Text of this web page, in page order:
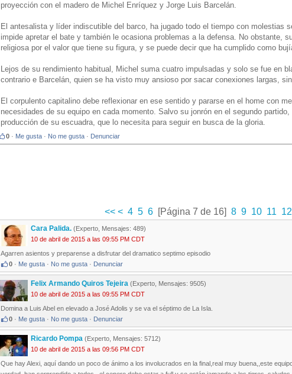
proyección con el madero de Michel Enríquez y Jorge Luis Barcelán.
El antesalista y líder indiscutible del barco, ha jugado todo el tiempo con molestias
impide apretar el bate y también le ocasiona problemas a la defensa. No obstante,
religiosa por el valor que tiene su figura, y se puede decir que ha cumplido como
Lejos de su rendimiento habitual, Michel suma cuatro impulsadas y solo se fue en
contrario e Barcelán, quien se ha visto muy ansioso por sacar conexiones largas,
El corpulento capitalino debe reflexionar en ese sentido y pararse en el home con
necesidades de su equipo en cada momento. Salvo su jonrón en el segundo
producción de su escuadra, que lo necesita para seguir en busca de la gloria.
0 · Me gusta · No me gusta · Denunciar
<< < 4 5 6 [Página 7 de 16] 8 9 10 11 12
Cara Palida. (Experto, Mensajes: 489)
10 de abril de 2015 a las 09:55 PM CDT
Agarren asientos y preparense a disfrutar del dramatico septimo episodio
0 · Me gusta · No me gusta · Denunciar
Felix Armando Quiros Tejeira (Experto, Mensajes: 9505)
10 de abril de 2015 a las 09:55 PM CDT
Domina a Luis Abel en elevado a José Adolis y se va el séptimo de La Isla.
0 · Me gusta · No me gusta · Denunciar
Ricardo Pompa (Experto, Mensajes: 5712)
10 de abril de 2015 a las 09:56 PM CDT
Que hay Alexi, aquí dando un poco de ánimo a los involucrados en la final,real muy buena,,este